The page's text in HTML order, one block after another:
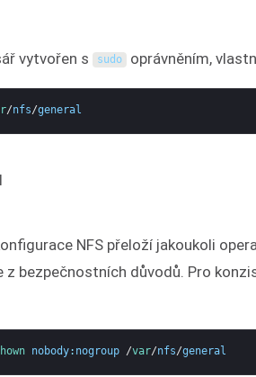
vytvořen s sudo oprávněním,
/nfs/general
NFS přeloží jakoukoli
z bezpečnostních důvodů. Pro
nobody: nogroup /var/nfs/general